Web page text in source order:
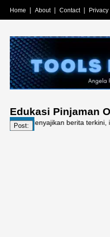
Home About Contact
Edukasi Pinjaman
Post: berita terkini,